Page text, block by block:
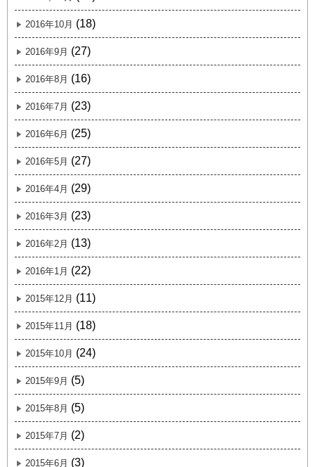
2016年10月 (18)
2016年9月 (27)
2016年8月 (16)
2016年7月 (23)
2016年6月 (25)
2016年5月 (27)
2016年4月 (29)
2016年3月 (23)
2016年2月 (13)
2016年1月 (22)
2015年12月 (11)
2015年11月 (18)
2015年10月 (24)
2015年9月 (5)
2015年8月 (5)
2015年7月 (2)
2015年6月 (3)